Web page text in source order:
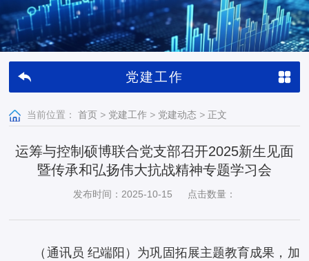
党建工作
当前位置： 首页 > 党建工作 > 党建动态 > 正文
运筹与控制硕博联合党支部召开2025新生见面
暨传承和弘扬伟大抗战精神专题学习会
发布时间：2025-10-15 点击数量：
（通讯员 纪端阳）为巩固拓展主题教育成果，加